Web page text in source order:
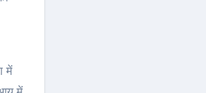
में